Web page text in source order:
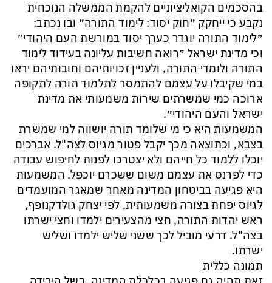
בהסכמים הקואליציוניים להקמת הממשלה הנוכחית
נקבע כי ייחקק ״חוק יסוד: לימוד התורה״ ובו נכתב:
״לימוד התורה יוגדר כערך יסוד במורשת העם היהודי״
וכי מדינת ישראל ״רואה חשיבות עליונה בעידוד לימוד
התורה ולומדי התורה, ולעניין זכויותיהם וחובותיהם יראו
במי שקיבלו על עצמם להתמסר לתלמוד תורה לתקופה
ארוכה כמי שמשרתים שירות משמעותי את מדינת
ישראל והעם היהודי״.
המשמעות היא כי מי שלומד תורה יושווה למי שמשרת
בצבא, וכתוצאה מכך יקבל פטור מגיוס לצה"ל. אברכים
יוכלו ללמוד כל חייהם ולא יצטרכו לפנות לחיפוש עבודה
כדי לפרנס את עצמם משום ששכרם יוכפל. המשמעות
היא פגיעה בביטחון המדינה מאחר שמאגר המועמדים
לגיוס יפחת בצורה משמעותית, לפי יצחק גולדקנופף,
ראש יהדות התורה, חצי מהצעירים ילמדו וחצי ישרתו
בצה"ל. דרעי מוביל לכך ששני שליש ילמדו ושליש
ישרתו.
תמונה כללית